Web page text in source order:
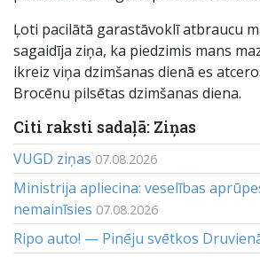
Ļoti pacilātā garastāvoklī atbraucu
sagaidīja ziņa, ka piedzimis mans
ikreiz viņa dzimšanas dienā es
Brocēnu pilsētas dzimšanas diena.
Citi raksti sadaļā: Ziņas
VUGD ziņas 07.08.2026
Ministrija apliecina: veselības
nemainīsies 07.08.2026
Ripo auto! — Pinēju svētkos